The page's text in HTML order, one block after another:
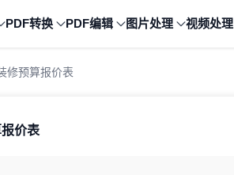
PDF转换 PDF编辑 图片处理 视频处理
修预算报价表
价表